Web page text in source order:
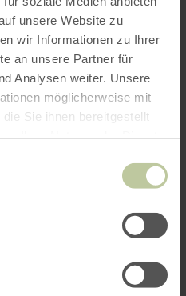
unsere Website zu
wir Informationen zu Ihrer
an unsere Partner für
Analysen weiter. Unsere
möglicherweise mit
Sie ihnen bereitgestellt
PLANEN
auch